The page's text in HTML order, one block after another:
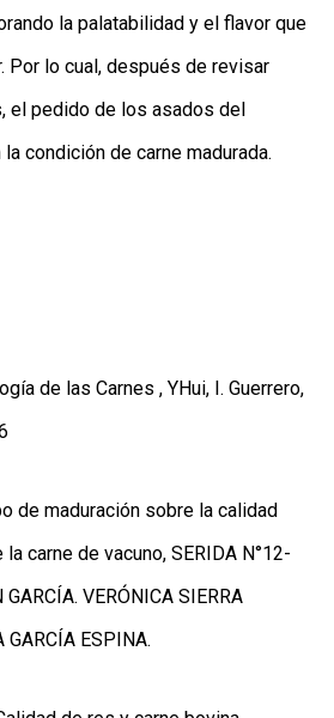
la palatabilidad y el flavor que
Por lo cual, después de revisar
el pedido de los asados del
condición de carne madurada.
de las Carnes , YHui, I. Guerrero,
de maduración sobre la calidad
carne de vacuno, SERIDA N°12-
VERÓNICA SIERRA
GARCÍA ESPINA.